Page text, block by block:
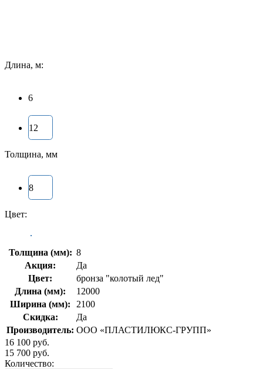
Длина, м:
6
12
Толщина, мм
8
Цвет:
Толщина (мм): 8
Акция:
Да
Цвет:
бронза "колотый лед"
Длина (мм):
12000
Ширина (мм):
2100
Скидка:
Да
Производитель: ООО «ПЛАСТИЛЮКС-ГРУПП»
16 100 руб.
15 700 руб.
Количество: